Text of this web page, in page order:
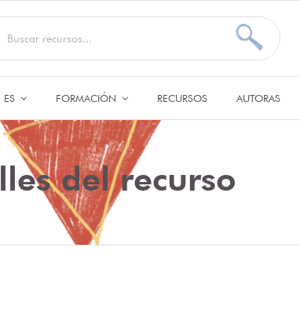
ES FORMACIÓN RECURSOS AUTORAS
del recurso